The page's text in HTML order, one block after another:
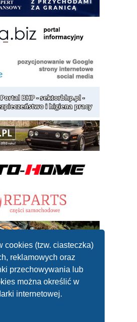
cookies (tzw. ciasteczka)
reklamowych oraz
przechowywania lub
można określić w
internetowej.